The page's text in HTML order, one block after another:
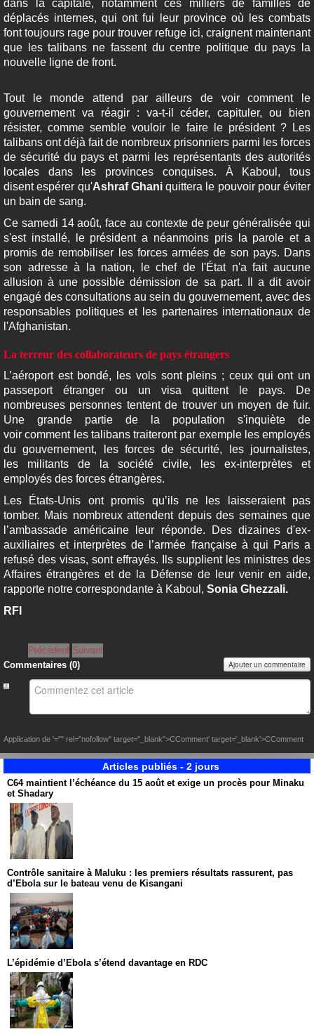
dans la capitale, notamment ces milliers de familles de
déplacés internes, qui ont fui leur province où les combats
font toujours rage pour trouver refuge ici, craignent maintenant
que les talibans ne fassent du centre politique du pays la
nouvelle ligne de front.
Tout le monde attend par ailleurs de voir comment le
gouvernement va réagir : va-t-il céder, capituler, ou bien
résister, comme semble vouloir le faire le président ? Les
talibans ont déjà fait de nombreux prisonniers parmi les forces
de sécurité du pays et parmi les représentants des autorités
locales dans les provinces conquises. À Kaboul, tous
disent espérer qu'Ashraf Ghaniquittera le pouvoir pour éviter
un bain de sang.
Ce samedi 14 août, face au contexte de peur généralisée qui
s'est installé, le président a néanmoins pris la parole et a
promis de remobiliser les forces armées de son pays. Dans
son adresse à la nation, le chef de l'État n'a fait aucune
allusion à une possible démission de sa part. Il a dit avoir
engagé des consultations au sein du gouvernement, avec des
responsables politiques et les partenaires internationaux de
l'Afghanistan.
La terreur des collaborateurs de pays étrangers
L’aéroport est bondé, les vols sont pleins ; ceux qui ont un
passeport étranger ou un visa quittent le pays. De
nombreuses personnes tentent de trouver un moyen de fuir.
Une grande partie de la population s'inquiète de
voir comment les talibans traiteront par exemple les employés
du gouvernement, les forces de sécurité, les journalistes,
les militants de la société civile, les ex-interprètes et
employés des forces étrangères.
Les États-Unis ont promis qu’ils ne les laisseraient pas
tomber. Mais nombreux attendent depuis des semaines que
l’ambassade américaine leur réponde. Des dizaines d'ex-
auxiliaires et interprètes de l’armée française à qui Paris a
refusé des visas, sont effrayés. Ils supplient les ministres des
Affaires étrangères et de la Défense de leur venir en aide,
rapporte notre correspondante à Kaboul, Sonia Ghezzali.
RFI
Précédent Suivant
Commentaires (0) Ajouter un commentaire
Application de '="" rel="nofollow" target="_blank">CComment' target='_blank'>CComment
Articles publiés - 2 jours
C64 maintient l’échéance du 15 août et exige un procès pour Minaku
et Shadary
Contrôle sanitaire à Maluku : les premiers résultats rassurent, pas
d’Ebola sur le bateau venu de Kisangani
L’épidémie d’Ebola s’étend davantage en RDC